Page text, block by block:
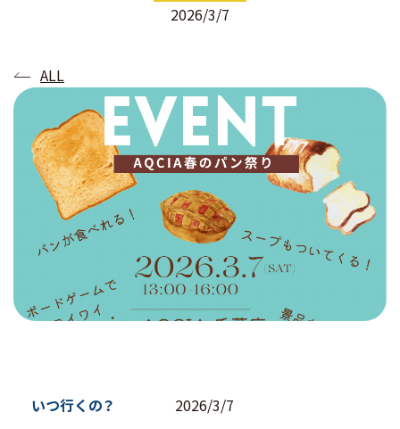
お客さまの声
スタッフ紹介
店舗・アクセス
お問い合わせ
採用情報
メンバーログイン
2026/3/7
ALL
いつ行くの？ 2026/3/7